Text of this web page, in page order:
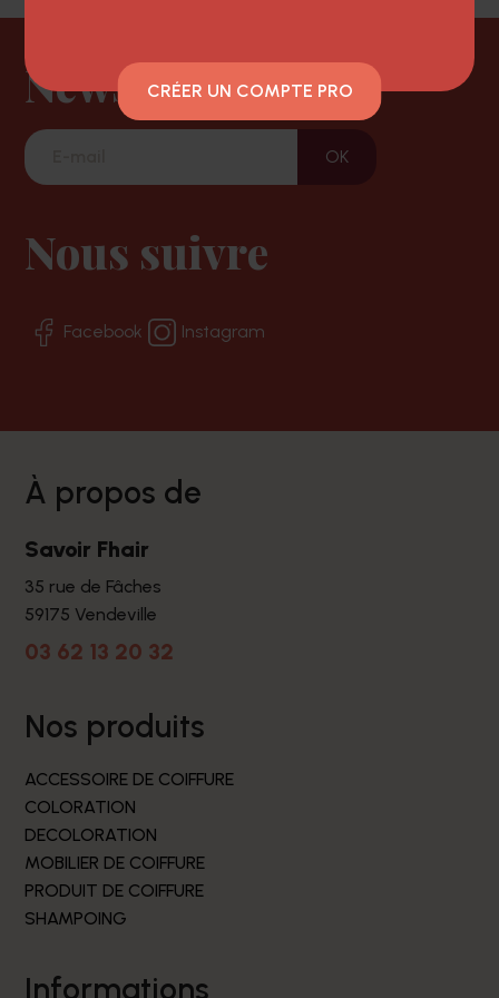
Newsletter
Nous suivre
Facebook Instagram
à propos de
Savoir Fhair
35 rue de Fâches
59175 Vendeville
03 62 13 20 32
nos produits
ACCESSOIRE DE COIFFURE
COLORATION
DECOLORATION
MOBILIER DE COIFFURE
PRODUIT DE COIFFURE
SHAMPOING
informations
CRÉER UN COMPTE PRO